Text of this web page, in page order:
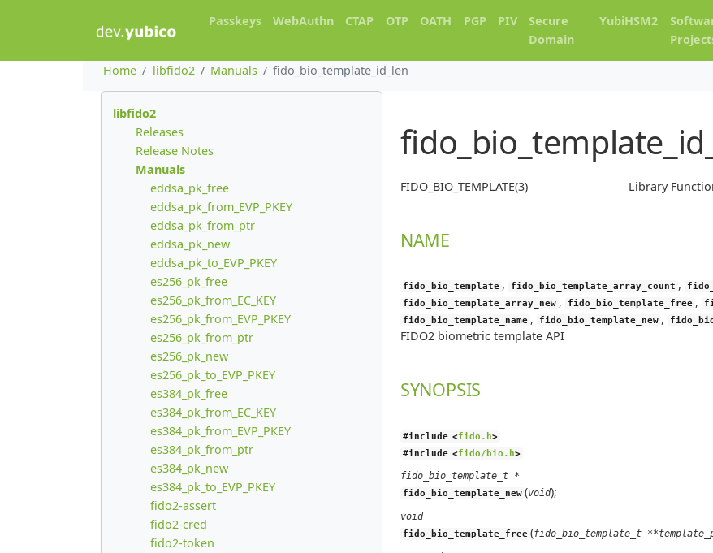
Passkeys WebAuthn CTAP OTP OATH PGP PIV
Secure
Domain
YubiHSM2
Home
libfido2 Manuals fido_bio_template_id_len
libfido2
Releases
Release Notes
Manuals
eddsa_pk_free
eddsa_pk_from_EVP_PKEY
eddsa_pk_from_ptr
eddsa_pk_new
eddsa_pk_to_EVP_PKEY
es256_pk_free
es256_pk_from_EC_KEY
es256_pk_from_EVP_PKEY
es256_pk_from_ptr
es256_pk_new
es256_pk_to_EVP_PKEY
es384_pk_free
es384_pk_from_EC_KEY
es384_pk_from_EVP_PKEY
es384_pk_from_ptr
es384_pk_new
es384_pk_to_EVP_PKEY
fido2-assert
fido2-cred
fido2-token
FIDO_BIO_TEMPLATE(3) Library
NAME
fido_bio_template , fido_bio_template_array_count ,
fido_bio_template_array_new , fido_bio_template_free ,
fido_bio_template_name , fido_bio_template_new ,
FIDO2 biometric template API
SYNOPSIS
#include <fido.h>
#include <fido/bio.h>
fido_bio_template_t *
fido_bio_template_new (void);
void
fido_bio_template_free (fido_bio_template_t